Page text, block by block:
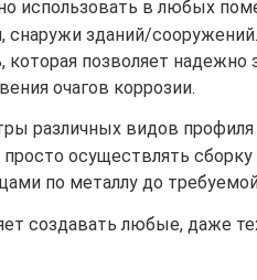
использовать в любых
снаружи зданий/
позволяет надежно
очагов коррозии.
различных видов профиля
осуществлять сборку
по металлу до
создавать любые, даже